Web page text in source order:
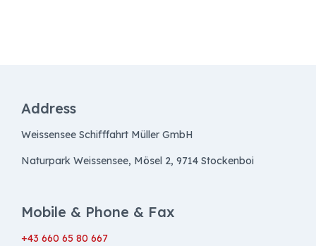
Address
Weissensee Schifffahrt Müller GmbH
Naturpark Weissensee, Mösel 2, 9714 Stockenboi
Mobile & Phone & Fax
+43 660 65 80 667